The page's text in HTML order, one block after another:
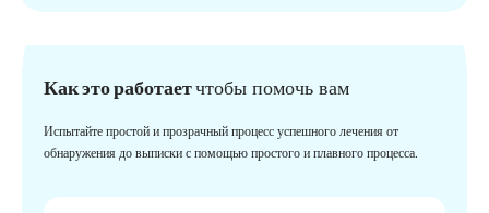
Как это работаетчтобы помочь вам
Испытайте простой и прозрачный процесс успешного лечения от
обнаружения до выписки с помощью простого и плавного процесса.